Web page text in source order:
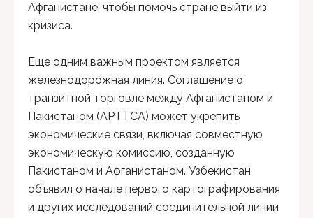
Афганистане, чтобы помочь стране выйти из
кризиса.
Еще одним важным проектом является
железнодорожная линия. Соглашение о
транзитной торговле между Афганистаном и
Пакистаном (APTTCA) может укрепить
экономические связи, включая совместную
экономическую комиссию, созданную
Пакистаном и Афганистаном. Узбекистан
объявил о начале первого картографирования
и других исследований соединительной линии